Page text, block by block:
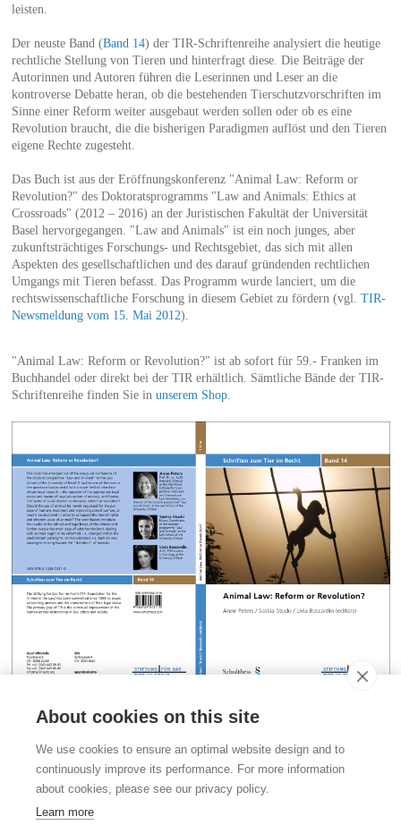
leisten.
Der neuste Band (Band 14) der TIR-Schriftenreihe analysiert die heutige
rechtliche Stellung von Tieren und hinterfragt diese. Die Beiträge der
Autorinnen und Autoren führen die Leserinnen und Leser an die
kontroverse Debatte heran, ob die bestehenden Tierschutzvorschriften im
Sinne einer Reform weiter ausgebaut werden sollen oder ob es eine
Revolution braucht, die die bisherigen Paradigmen auflöst und den Tieren
eigene Rechte zugesteht.
Das Buch ist aus der Eröffnungskonferenz "Animal Law: Reform or
Revolution?" des Doktoratsprogramms "Law and Animals: Ethics at
Crossroads" (2012 – 2016) an der Juristischen Fakultät der Universität
Basel hervorgegangen. "Law and Animals" ist ein noch junges, aber
zukunftsträchtiges Forschungs- und Rechtsgebiet, das sich mit allen
Aspekten des gesellschaftlichen und des darauf gründenden rechtlichen
Umgangs mit Tieren befasst. Das Programm wurde lanciert, um die
rechtswissenschaftliche Forschung in diesem Gebiet zu fördern (vgl. TIR-
Newsmeldung vom 15. Mai 2012).
"Animal Law: Reform or Revolution?" ist ab sofort für 59.- Franken im
Buchhandel oder direkt bei der TIR erhältlich. Sämtliche Bände der TIR-
Schriftenreihe finden Sie in unserem Shop.
Stiftung für das Tier im Recht (TIR)
Rigistrasse 9
CH - 8006 Zürich
info@tierimrecht.org
About cookies on this site
We use cookies to ensure an optimal website design and to
continuously improve its performance. For more information
about cookies, please see our privacy policy.
Learn more